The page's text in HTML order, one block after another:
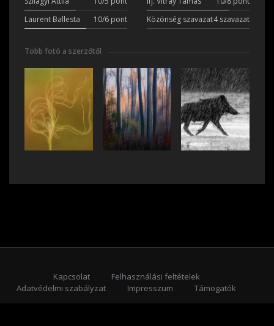
Laurent Ballesta
10/6 pont Közönség szavazat4 szavazat
Több fotó a szerzőtől
Kapcsolat
Felhasználási feltételek
Adatvédelmi szabályzat
Impresszum
Támogatók